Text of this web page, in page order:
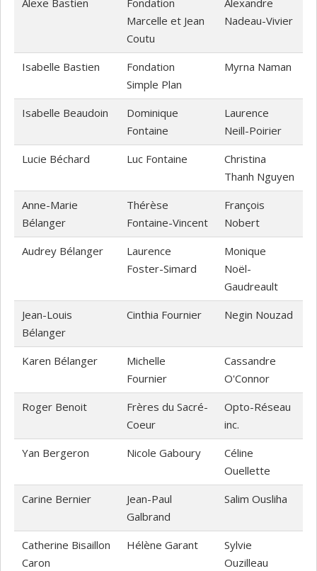
Alexe Bastien
Fondation
Marcelle et Jean
Coutu
Alexandre
Nadeau-Vivier
Isabelle Bastien
Fondation
Simple Plan
Myrna Naman
Isabelle Beaudoin
Dominique
Fontaine
Laurence
Neill-Poirier
Lucie Béchard
Luc Fontaine
Christina
Thanh Nguyen
Anne-Marie
Bélanger
Thérèse
Fontaine-Vincent
François
Nobert
Audrey Bélanger
Laurence
Foster-Simard
Monique
Noël-
Gaudreault
Jean-Louis
Bélanger
Cinthia Fournier Negin Nouzad
Karen Bélanger
Michelle
Fournier
Cassandre
O'Connor
Roger Benoit
Frères du Sacré-
Coeur
Opto-Réseau
inc.
Yan Bergeron
Nicole Gaboury
Céline
Ouellette
Carine Bernier
Jean-Paul
Galbrand
Salim Ousliha
Catherine Bisaillon
Caron
Hélène Garant
Sylvie
Ouzilleau